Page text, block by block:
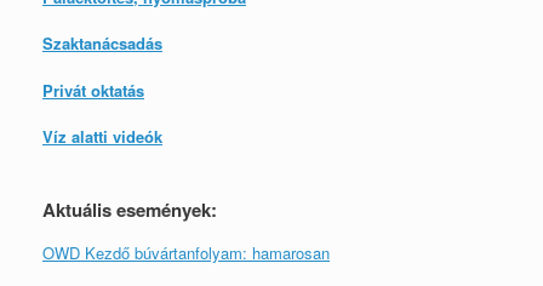
Szaktanácsadás
Privát oktatás
Víz alatti videók
Aktuális események:
OWD Kezdő búvártanfolyam: hamarosan